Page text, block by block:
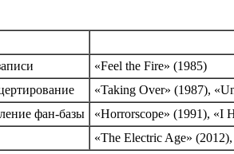
«Feel the Fire» (1985)
«Taking Over» (1987),
фан-базы
«Horrorscope» (1991), «I
«The Electric Age»